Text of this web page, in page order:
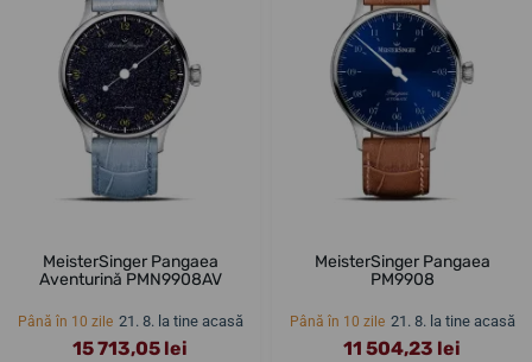
MeisterSinger Pangaea
Aventurină PMN9908AV
Până în 10 zile 21. 8. la tine acasă
15 713,05 lei
MeisterSinger Pangaea
PM9908
Până în 10 zile 21. 8. la tine acasă
11 504,23 lei